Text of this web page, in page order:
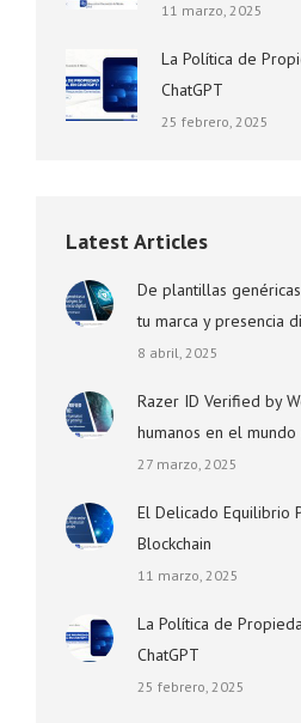
11 marzo, 2025
La Política de
ChatGPT
25 febrero, 2025
Latest Articles
De plantillas
tu marca y presencia
8 abril, 2025
Razer ID Verified by
humanos en el
27 marzo, 2025
El Delicado Equilibrio
Blockchain
11 marzo, 2025
La Política de
ChatGPT
25 febrero, 2025